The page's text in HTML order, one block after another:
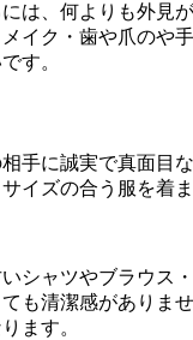
は、何よりも外見
イク・歯や爪のや
す。
手に誠実で真面目
イズの合う服を着ま
シャツやブラウス
も清潔感がありま
ます。